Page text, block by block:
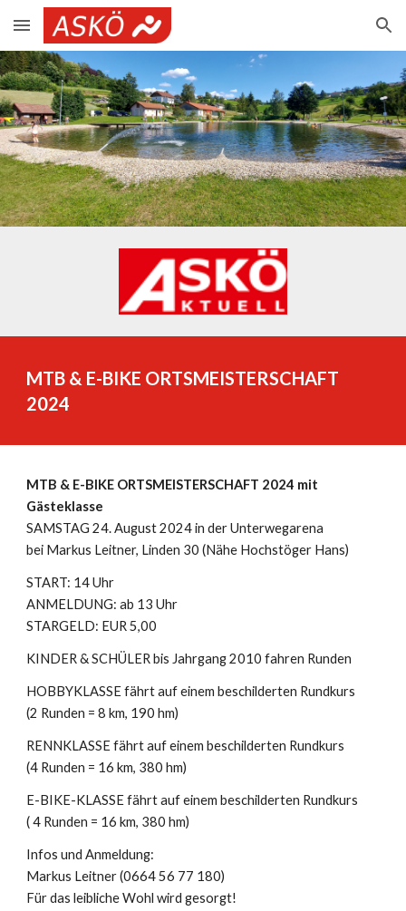
Skip to main content Skip to navigation
MTB & E-BIKE ORTSMEISTERSCHAFT
2024
MTB & E-BIKE ORTSMEISTERSCHAFT 2024 mit
Gästeklasse
SAMSTAG 24. August 2024 in der Unterwegarena
bei Markus Leitner, Linden 30 (Nähe Hochstöger Hans)
START: 14 Uhr
ANMELDUNG: ab 13 Uhr
STARGELD: EUR 5,00
KINDER & SCHÜLER bis Jahrgang 2010 fahren Runden
HOBBYKLASSE fährt auf einem beschilderten Rundkurs
(2 Runden = 8 km, 190 hm)
RENNKLASSE fährt auf einem beschilderten Rundkurs
(4 Runden = 16 km, 380 hm)
E-BIKE-KLASSE fährt auf einem beschilderten Rundkurs
( 4 Runden = 16 km, 380 hm)
Infos und Anmeldung:
Markus Leitner (0664 56 77 180)
Für das leibliche Wohl wird gesorgt!